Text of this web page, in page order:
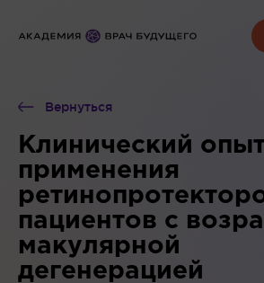
Вернуться
Клинический
применения
пациентов с
макулярной
дегенерацией